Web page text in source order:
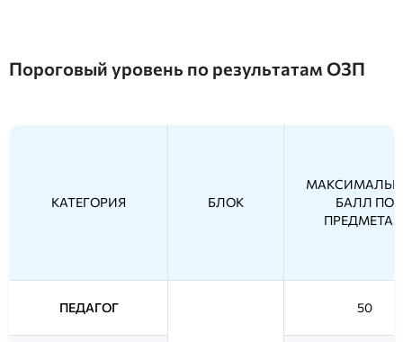
Пороговый уровень по результатам ОЗП
КАТЕГОРИЯ БЛОК
БАЛЛ ПО
ПЕДАГОГ 50